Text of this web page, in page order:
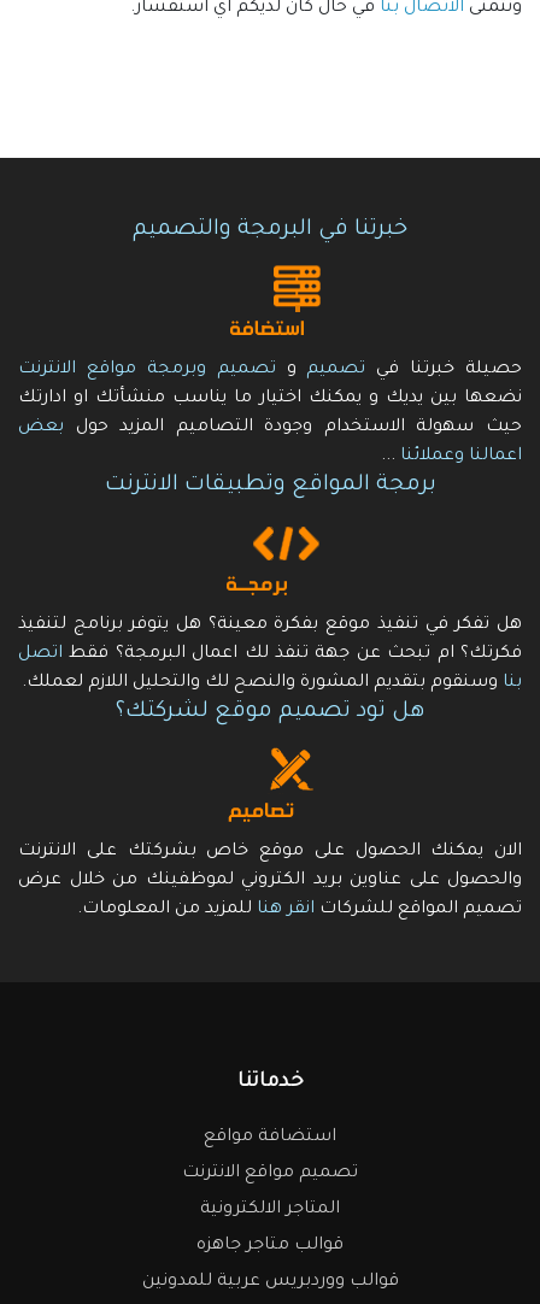
ونتمنى الاتصال بنا في حال كان لديكم اي استفسار.
خبرتنا في البرمجة والتصميم
حصيلة خبرتنا في تصميم و تصميم وبرمجة مواقع الانترنت
نضعها بين يديك و يمكنك اختيار ما يناسب منشأتك او ادارتك
حيث سهولة الاستخدام وجودة التصاميم المزيد حول بعض
اعمالنا وعملائنا ...
برمجة المواقع وتطبيقات الانترنت
هل تفكر في تنفيذ موقع بفكرة معينة؟ هل يتوفر برنامج لتنفيذ
فكرتك؟ ام تبحث عن جهة تنفذ لك اعمال البرمجة؟ فقط اتصل
بنا وسنقوم بتقديم المشورة والنصح لك والتحليل اللازم لعملك.
هل تود تصميم موقع لشركتك؟
الان يمكنك الحصول على موقع خاص بشركتك على الانترنت
والحصول على عناوين بريد الكتروني لموظفينك من خلال عرض
تصميم المواقع للشركات انقر هنا للمزيد من المعلومات.
خدماتنا
استضافة مواقع
تصميم مواقع الانترنت
المتاجر الالكترونية
قوالب متاجر جاهزه
قوالب ووردبريس عربية للمدونين